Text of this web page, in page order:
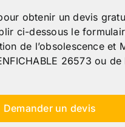
obtenir un devis
ci-dessous le
de l’obsolescence et
26573 ou
Demander un devis